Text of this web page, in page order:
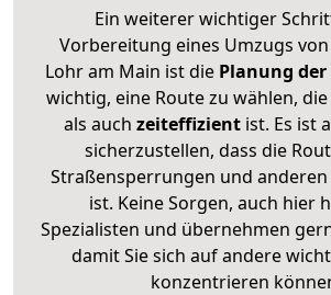
Ein weiterer wichtiger
Vorbereitung eines Umzugs
Lohr am Main ist die Planung
wichtig, eine Route zu wählen,
als auch zeiteffizientist. Es ist
sicherzustellen, dass die
Straßensperrungen und
ist. Keine Sorgen, auch hier
Spezialisten und übernehmen
damit Sie sich auf andere
konzentrieren